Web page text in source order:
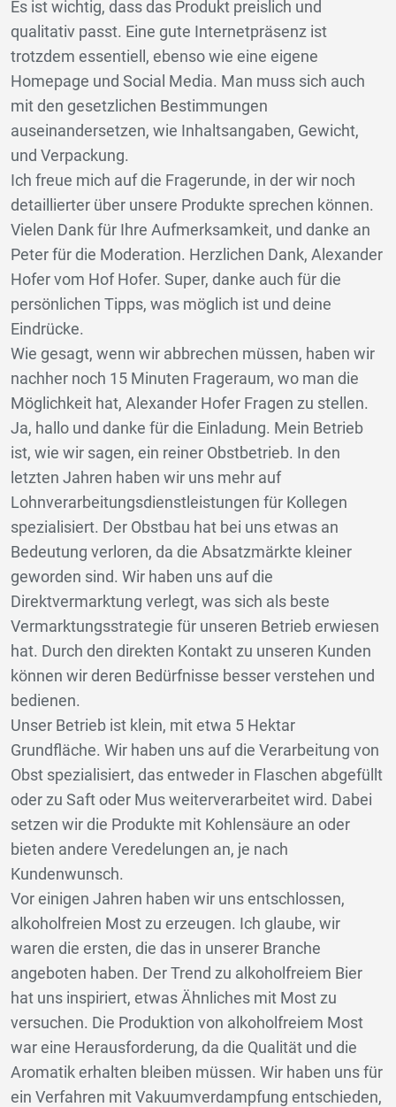
Es ist wichtig, dass das Produkt preislich und
qualitativ passt. Eine gute Internetpräsenz ist
trotzdem essentiell, ebenso wie eine eigene
Homepage und Social Media. Man muss sich auch
mit den gesetzlichen Bestimmungen
auseinandersetzen, wie Inhaltsangaben, Gewicht,
und Verpackung.
Ich freue mich auf die Fragerunde, in der wir noch
detaillierter über unsere Produkte sprechen können.
Vielen Dank für Ihre Aufmerksamkeit, und danke an
Peter für die Moderation. Herzlichen Dank, Alexander
Hofer vom Hof Hofer. Super, danke auch für die
persönlichen Tipps, was möglich ist und deine
Eindrücke.
Wie gesagt, wenn wir abbrechen müssen, haben wir
nachher noch 15 Minuten Frageraum, wo man die
Möglichkeit hat, Alexander Hofer Fragen zu stellen.
Ja, hallo und danke für die Einladung. Mein Betrieb
ist, wie wir sagen, ein reiner Obstbetrieb. In den
letzten Jahren haben wir uns mehr auf
Lohnverarbeitungsdienstleistungen für Kollegen
spezialisiert. Der Obstbau hat bei uns etwas an
Bedeutung verloren, da die Absatzmärkte kleiner
geworden sind. Wir haben uns auf die
Direktvermarktung verlegt, was sich als beste
Vermarktungsstrategie für unseren Betrieb erwiesen
hat. Durch den direkten Kontakt zu unseren Kunden
können wir deren Bedürfnisse besser verstehen und
bedienen.
Unser Betrieb ist klein, mit etwa 5 Hektar
Grundfläche. Wir haben uns auf die Verarbeitung von
Obst spezialisiert, das entweder in Flaschen abgefüllt
oder zu Saft oder Mus weiterverarbeitet wird. Dabei
setzen wir die Produkte mit Kohlensäure an oder
bieten andere Veredelungen an, je nach
Kundenwunsch.
Vor einigen Jahren haben wir uns entschlossen,
alkoholfreien Most zu erzeugen. Ich glaube, wir
waren die ersten, die das in unserer Branche
angeboten haben. Der Trend zu alkoholfreiem Bier
hat uns inspiriert, etwas Ähnliches mit Most zu
versuchen. Die Produktion von alkoholfreiem Most
war eine Herausforderung, da die Qualität und die
Aromatik erhalten bleiben müssen. Wir haben uns für
ein Verfahren mit Vakuumverdampfung entschieden,